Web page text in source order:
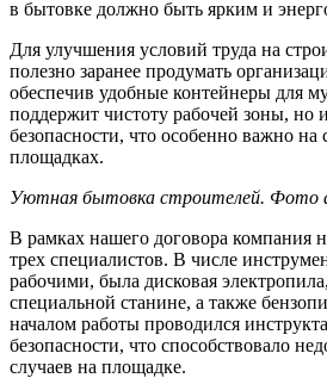
в бытовке должно быть ярким и
Для улучшения условий труда на
полезно заранее продумать
обеспечив удобные контейнеры для
поддержит чистоту рабочей зоны, но
безопасности, что особенно важно на
площадках.
Уютная бытовка строителей. Фото
В рамках нашего договора компания
трех специалистов. В числе
рабочими, была дисковая
специальной станине, а также
началом работы проводился
безопасности, что способствовало
случаев на площадке.